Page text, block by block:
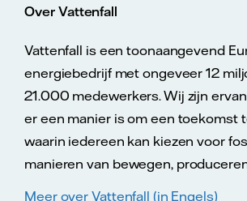
Over Vattenfall
Vattenfall is een toonaangevend
energiebedrijf met ongeveer 12
21.000 medewerkers. Wij zijn
er een manier is om een toekomst
waarin iedereen kan kiezen voor
manieren van bewegen,
Meer over Vattenfall (in Engels)